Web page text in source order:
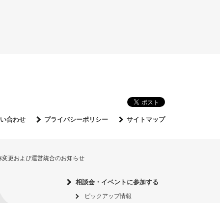
合わせ プライバシーポリシー サイトマップ
更および運営統合のお知らせ
相談会・イベントに参加する
ピックアップ情報